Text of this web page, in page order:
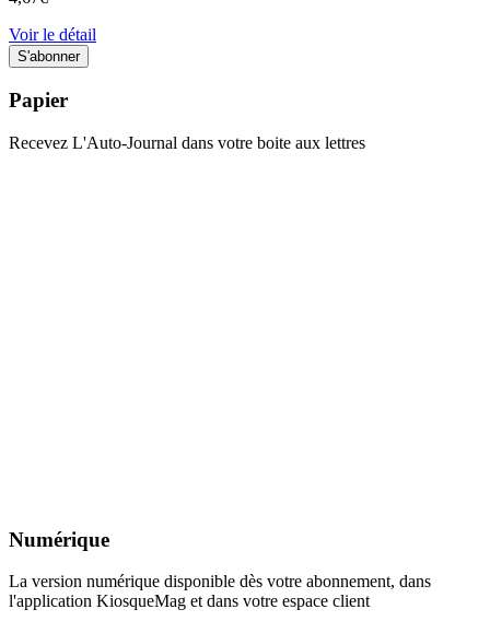
Voir le détail
Papier
Recevez L'Auto-Journal dans votre boite aux lettres
Numérique
La version numérique disponible dès votre abonnement, dans
l'application KiosqueMag et dans votre espace client